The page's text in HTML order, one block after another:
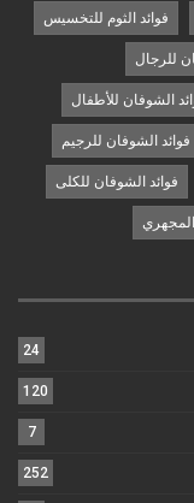
فوائد الثوم للتخسيس
للرجال
الشوفان للأطفال
فوائد الشوفان للرجيم
فوائد الشوفان للكلى
24
120
7
252